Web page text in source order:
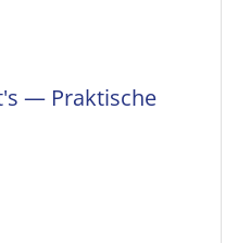
— Praktische